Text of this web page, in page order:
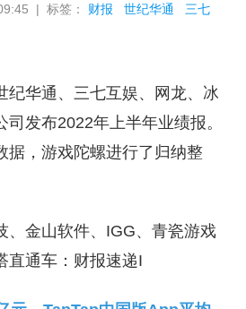
| 标签： 财报 世纪华通 三七
纪华通、三七互娱、网龙、冰
司发布2022年上半年业绩报。
据，游戏陀螺进行了归纳整
、金山软件、IGG、青瓷游戏
直通车：财报速递I